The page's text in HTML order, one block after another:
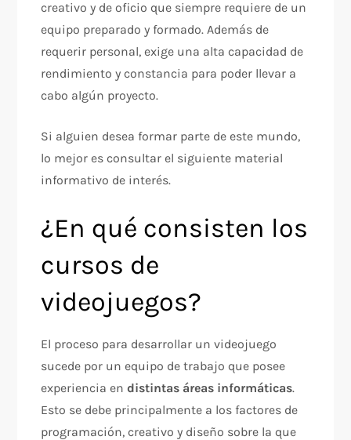
creativo y de oficio que siempre requiere de un
equipo preparado y formado. Además de
requerir personal, exige una alta capacidad de
rendimiento y constancia para poder llevar a
cabo algún proyecto.
Si alguien desea formar parte de este mundo,
lo mejor es consultar el siguiente material
informativo de interés.
¿En qué consisten los
cursos de
videojuegos?
El proceso para desarrollar un videojuego
sucede por un equipo de trabajo que posee
experiencia endistintas áreas informáticas.
Esto se debe principalmente a los factores de
programación, creativo y diseño sobre la que